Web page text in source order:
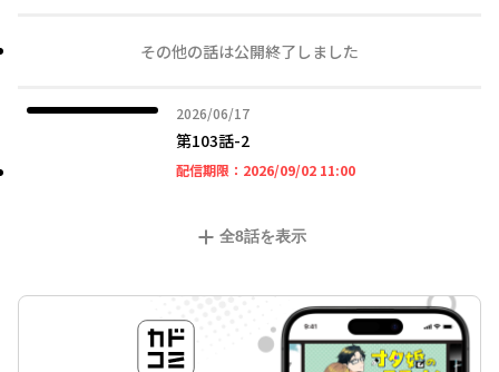
その他の話は公開終了しました
2026/06/17
2026年06月17日
第103話-2
配信期限： 2026/09/02 11:002026年09月02日 11時
全8話を表示